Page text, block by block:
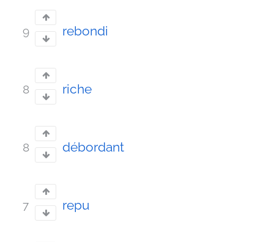
9 rebondi
8 riche
8 débordant
7 repu